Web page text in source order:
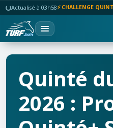
Actualisé à 03h58⚡ CHALLENGE
Quinté
2026 :